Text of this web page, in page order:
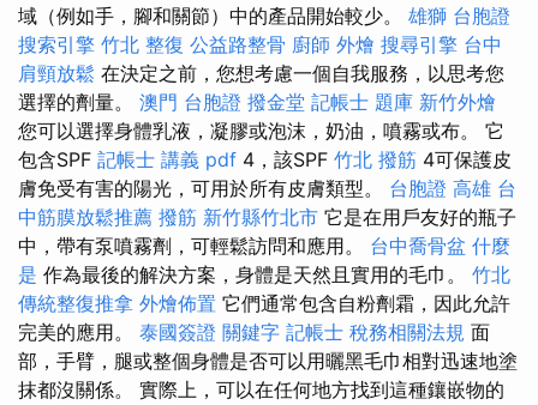
域（例如手，腳和關節）中的產品開始較少。 雄獅 台胞證
搜索引擎 竹北 整復 公益路整骨 廚師 外燴 搜尋引擎 台中
肩頸放鬆 在決定之前，您想考慮一個自我服務，以思考您
選擇的劑量。 澳門 台胞證 撥金堂 記帳士 題庫 新竹外燴
您可以選擇身體乳液，凝膠或泡沫，奶油，噴霧或布。 它
包含SPF 記帳士 講義 pdf 4，該SPF 竹北 撥筋 4可保護皮
膚免受有害的陽光，可用於所有皮膚類型。 台胞證 高雄 台
中筋膜放鬆推薦 撥筋 新竹縣竹北市 它是在用戶友好的瓶子
中，帶有泵噴霧劑，可輕鬆訪問和應用。 台中喬骨盆 什麼
是 作為最後的解決方案，身體是天然且實用的毛巾。 竹北
傳統整復推拿 外燴佈置 它們通常包含自粉劑霜，因此允許
完美的應用。 泰國簽證 關鍵字 記帳士 稅務相關法規 面
部，手臂，腿或整個身體是否可以用曬黑毛巾相對迅速地塗
抹都沒關係。 實際上，可以在任何地方找到這種鑲嵌物的